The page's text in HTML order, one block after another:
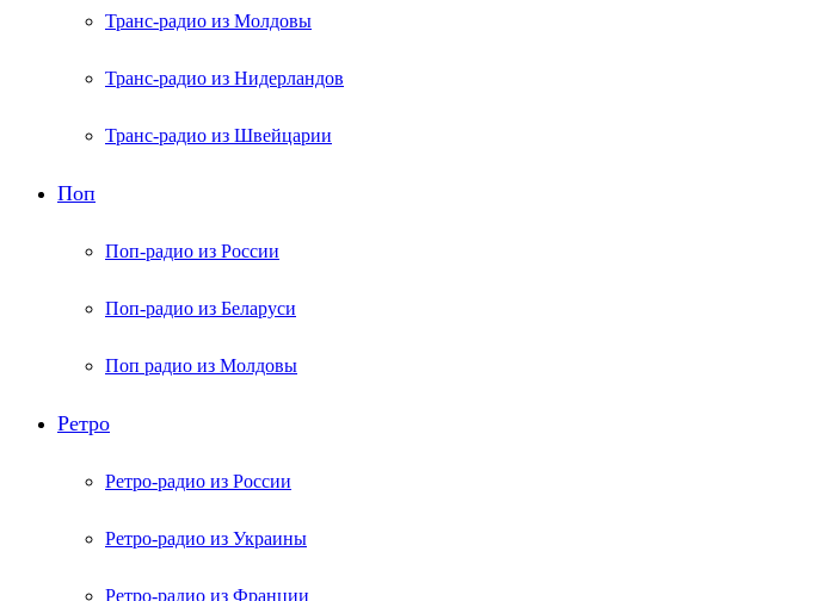
Транс-радио из Молдовы
Транс-радио из Нидерландов
Транс-радио из Швейцарии
Поп
Поп-радио из России
Поп-радио из Беларуси
Поп радио из Молдовы
Ретро
Ретро-радио из России
Ретро-радио из Украины
Ретро-радио из Франции